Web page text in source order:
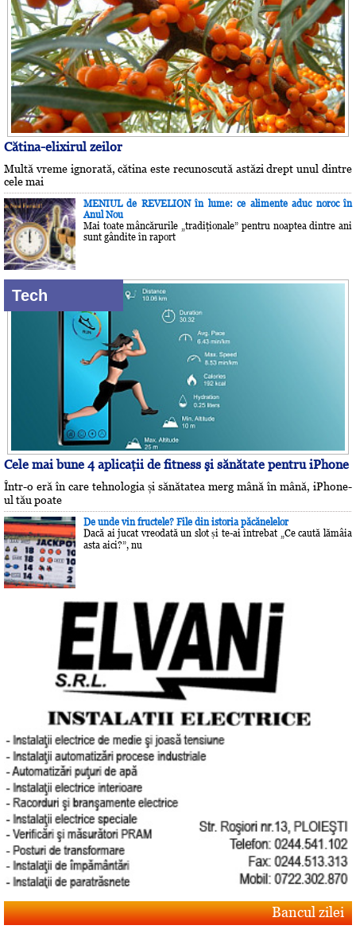
Cătina-elixirul zeilor
Multă vreme ignorată, cătina este recunoscută astăzi drept unul dintre
cele mai
MENIUL de REVELION în lume: ce alimente aduc noroc în
Anul Nou
Mai toate mâncărurile „tradiţionale” pentru noaptea dintre ani
sunt gândite în raport
Tech
Cele mai bune 4 aplicaţii de fitness şi sănătate pentru iPhone
Într-o eră în care tehnologia și sănătatea merg mână în mână, iPhone-
ul tău poate
De unde vin fructele? File din istoria păcănelelor
Dacă ai jucat vreodată un slot și te-ai întrebat „Ce caută lămâia
asta aici?”, nu
Bancul zilei